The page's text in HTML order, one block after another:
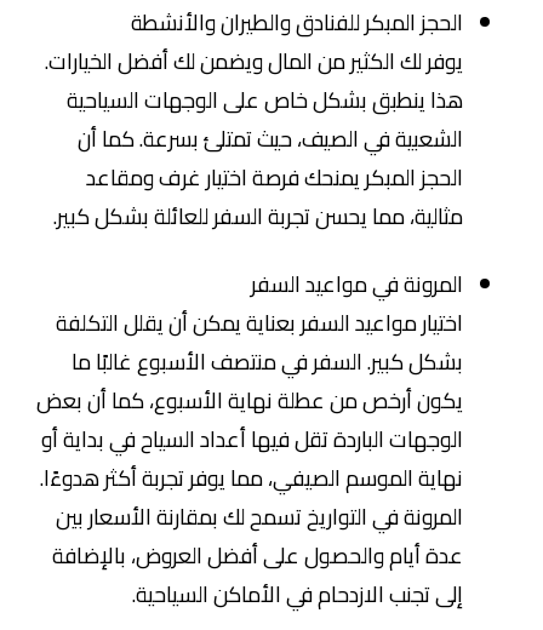
الحجز المبكر للفنادق والطيران والأنشطة
يوفر لك الكثير من المال ويضمن لك أفضل الخيارات.
هذا ينطبق بشكل خاص على الوجهات السياحية
الشعبية في الصيف، حيث تمتلئ بسرعة. كما أن
الحجز المبكر يمنحك فرصة اختيار غرف ومقاعد
مثالية، مما يحسن تجربة السفر للعائلة بشكل كبير.
المرونة في مواعيد السفر
اختيار مواعيد السفر بعناية يمكن أن يقلل التكلفة
بشكل كبير. السفر في منتصف الأسبوع غالبًا ما
يكون أرخص من عطلة نهاية الأسبوع، كما أن بعض
الوجهات الباردة تقل فيها أعداد السياح في بداية أو
نهاية الموسم الصيفي، مما يوفر تجربة أكثر هدوءًا.
المرونة في التواريخ تسمح لك بمقارنة الأسعار بين
عدة أيام والحصول على أفضل العروض، بالإضافة
إلى تجنب الازدحام في الأماكن السياحية.